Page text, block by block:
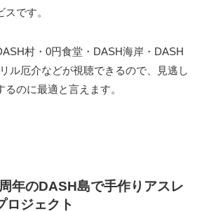
です。
村・0円食堂・DASH海岸・DASH
ル厄介などが視聴できるので、見逃し
のに最適と言えます。
年のDASH島で手作りアスレ
ロジェクト